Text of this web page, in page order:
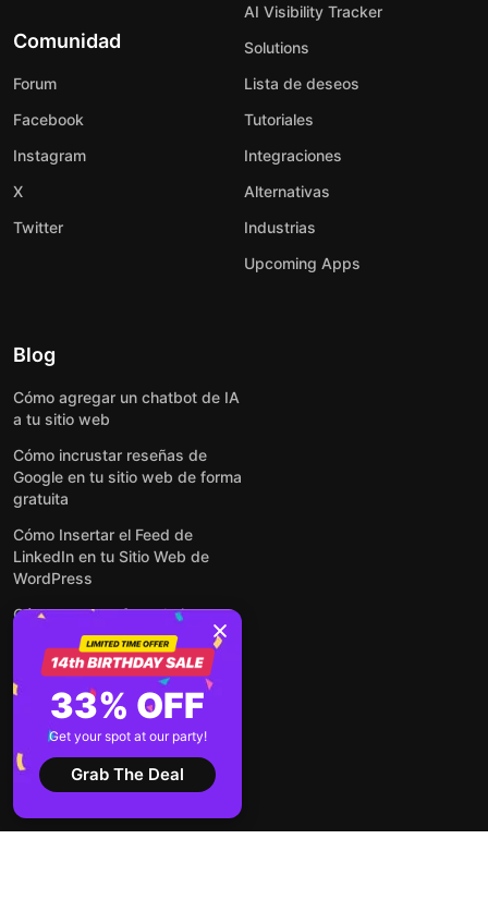
Comunidad
Forum
Facebook
Instagram
X
Twitter
AI Visibility Tracker
Solutions
Lista de deseos
Tutoriales
Integraciones
Alternativas
Industrias
Upcoming Apps
Blog
Cómo agregar un chatbot de IA
a tu sitio web
Cómo incrustar reseñas de
Google en tu sitio web de forma
gratuita
Cómo Insertar el Feed de
LinkedIn en tu Sitio Web de
WordPress
Cómo crear un formulario para
WordPress: de manera simple y
rápida
Cómo incrustar formularios en
cualquier sitio web en línea y
gratis
Ver todas las entradas
33% OFF
Get your spot at our party!
Grab The Deal